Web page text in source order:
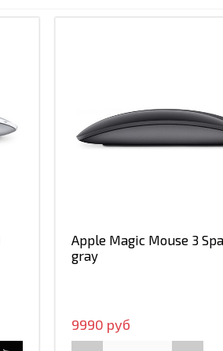
Apple Magic Mouse 3
gray
9990 руб